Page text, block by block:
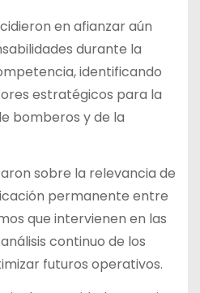
en afianzar aún
durante la
identificando
estratégicos para la
bomberos y de la
sobre la relevancia de
permanente entre
que intervienen en las
continuo de los
futuros operativos.